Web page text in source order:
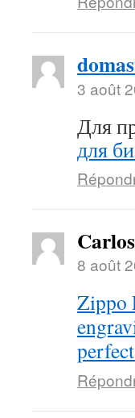
3 août
Для
для
8 août
Zippo